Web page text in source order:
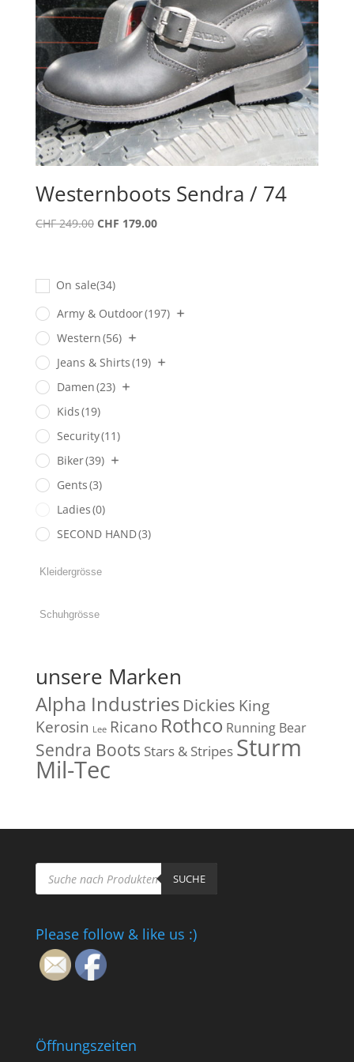
Westernboots Sendra / 74
CHF249.00 Ursprünglicher
CHF 179.00Aktueller
On sale(34)
Army & Outdoor(197)
Western(56)
Jeans & Shirts(19)
Damen(23)
Kids(19)
Security(11)
Biker(39)
Gents(3)
Ladies(0)
SECOND HAND(3)
unsere Marken
Alpha Industries Dickies King
Kerosin Lee Ricano Rothco Running Bear
Sendra Boots Stars & Stripes Sturm
Mil-Tec
Products
search SUCHE
Please follow & like us :)
Öffnungszeiten